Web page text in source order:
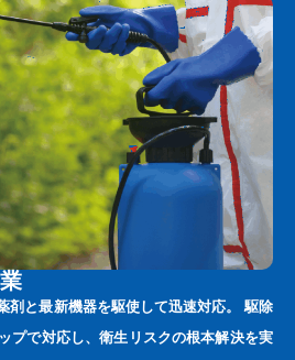
剤と最新機器を駆使して迅速対応。 駆除
プで対応し、衛生リスクの根本解決を実